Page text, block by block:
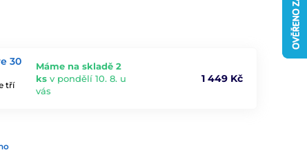
30
tří
Máme na skladě 2
ks v pondělí 10. 8. u
vás
1 449 Kč